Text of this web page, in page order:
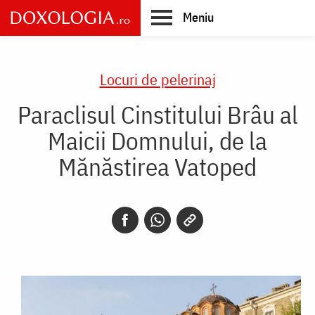
Skip
to
main
Meniu
Locuri de pelerinaj
Paraclisul Cinstitului Brâu al
Maicii Domnului, de la
Mănăstirea Vatoped